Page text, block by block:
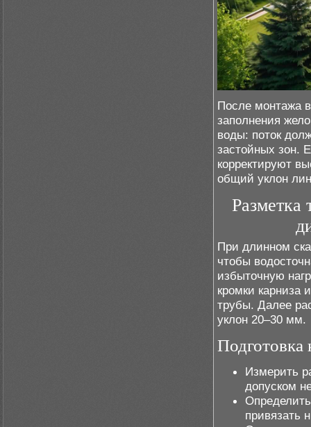
После монтажа
заполнения
воды: поток
застойных зон.
корректируют
общий уклон
Разметка
При длинном
чтобы
избыточную
кромки карниза
трубы. Далее
уклон 20–30 мм.
Подготовка
Измерить
допуском
привязать